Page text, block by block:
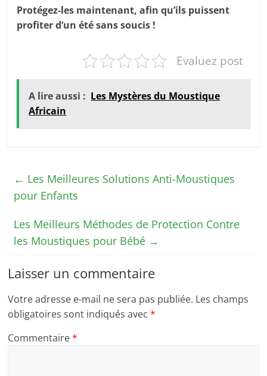
Protégez-les maintenant, afin qu’ils puissent
profiter d’un été sans soucis !
Evaluez post
A lire aussi : Les Mystères du Moustique
Africain
← Les Meilleures Solutions Anti-Moustiques
pour Enfants
Les Meilleurs Méthodes de Protection Contre
les Moustiques pour Bébé →
Laisser un commentaire
Votre adresse e-mail ne sera pas publiée. Les champs
obligatoires sont indiqués avec*
Commentaire*